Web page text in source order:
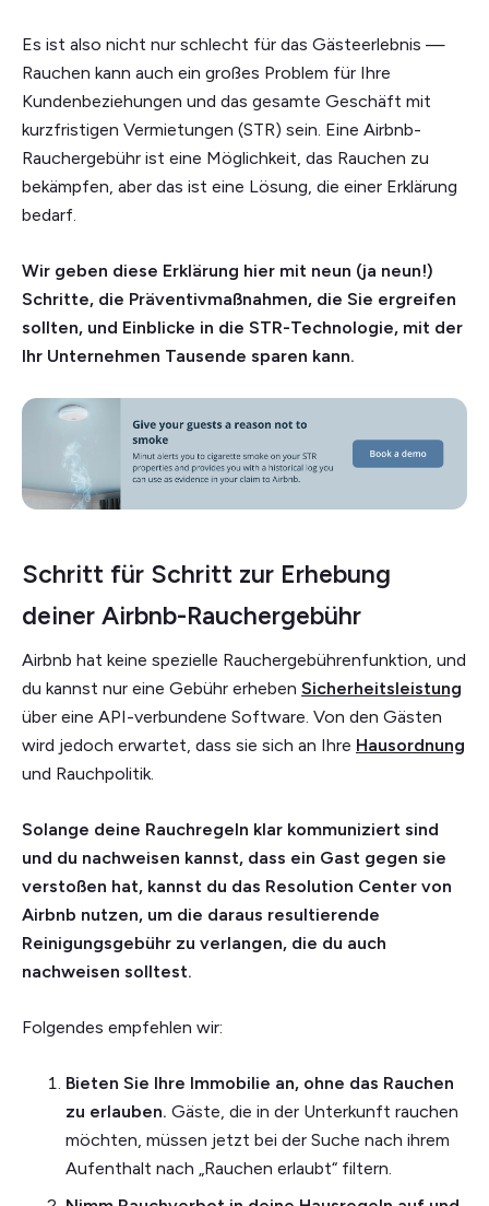
Es ist also nicht nur schlecht für das Gästeerlebnis —
Rauchen kann auch ein großes Problem für Ihre
Kundenbeziehungen und das gesamte Geschäft mit
kurzfristigen Vermietungen (STR) sein. Eine Airbnb-
Rauchergebühr ist eine Möglichkeit, das Rauchen zu
bekämpfen, aber das ist eine Lösung, die einer Erklärung
bedarf.
Wir geben diese Erklärung hier mit neun (ja neun!)
Schritte, die Präventivmaßnahmen, die Sie ergreifen
sollten, und Einblicke in die STR-Technologie, mit der
Ihr Unternehmen Tausende sparen kann.
Schritt für Schritt zur Erhebung
deiner Airbnb-Rauchergebühr
Airbnb hat keine spezielle Rauchergebührenfunktion, und
du kannst nur eine Gebühr erheben Sicherheitsleistung
über eine API-verbundene Software. Von den Gästen
wird jedoch erwartet, dass sie sich an Ihre Hausordnung
und Rauchpolitik.
Solange deine Rauchregeln klar kommuniziert sind
und du nachweisen kannst, dass ein Gast gegen sie
verstoßen hat, kannst du das Resolution Center von
Airbnb nutzen, um die daraus resultierende
Reinigungsgebühr zu verlangen, die du auch
nachweisen solltest.
Folgendes empfehlen wir:
Bieten Sie Ihre Immobilie an, ohne das Rauchen
zu erlauben. Gäste, die in der Unterkunft rauchen
möchten, müssen jetzt bei der Suche nach ihrem
Aufenthalt nach „Rauchen erlaubt“ filtern.